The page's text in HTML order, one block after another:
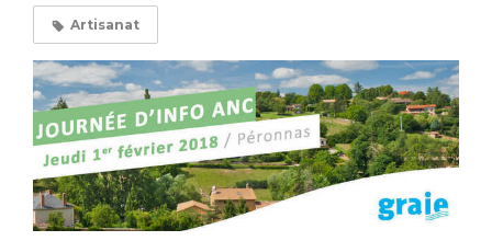
Artisanat